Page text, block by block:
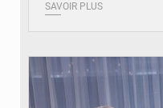
SAVOIR PLUS